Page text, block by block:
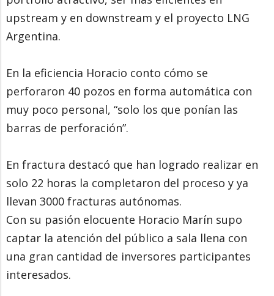
upstream y en downstream y el proyecto LNG
Argentina.
En la eficiencia Horacio conto cómo se
perforaron 40 pozos en forma automática con
muy poco personal, “solo los que ponían las
barras de perforación”.
En fractura destacó que han logrado realizar en
solo 22 horas la completaron del proceso y ya
llevan 3000 fracturas autónomas.
Con su pasión elocuente Horacio Marín supo
captar la atención del público a sala llena con
una gran cantidad de inversores participantes
interesados.